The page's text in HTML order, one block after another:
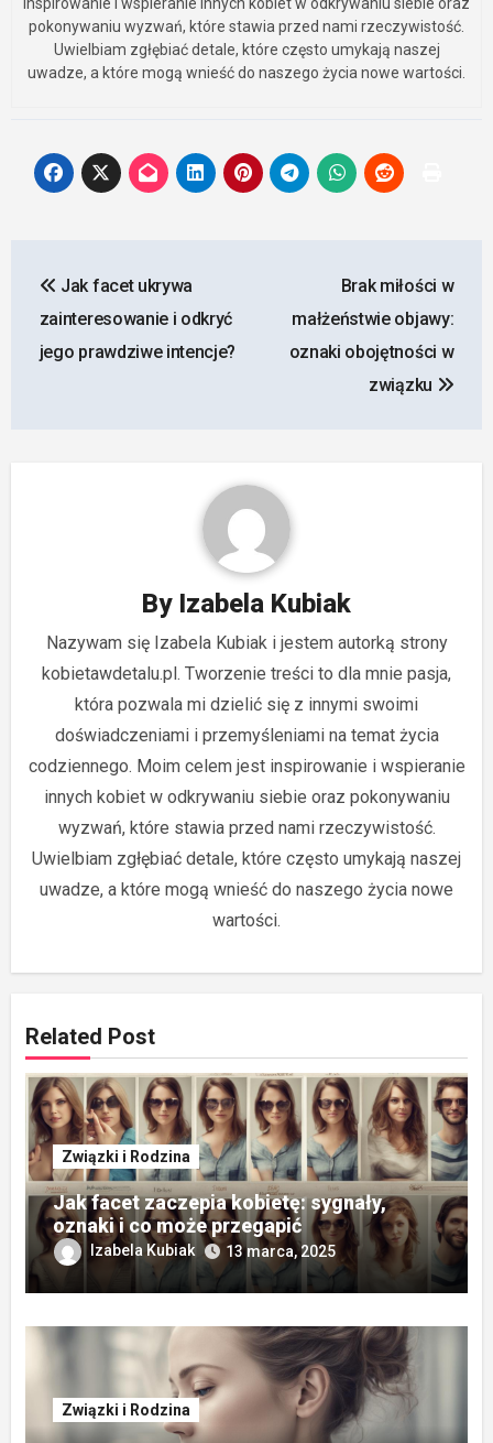
inspirowanie i wspieranie innych kobiet w odkrywaniu siebie oraz
pokonywaniu wyzwań, które stawia przed nami rzeczywistość.
Uwielbiam zgłębiać detale, które często umykają naszej
uwadze, a które mogą wnieść do naszego życia nowe wartości.
wpisu
Jak facet ukrywa
zainteresowanie i odkryć
jego prawdziwe intencje?
Brak miłości w
małżeństwie objawy:
oznaki obojętności w
związku
By Izabela Kubiak
Nazywam się Izabela Kubiak i jestem autorką strony
kobietawdetalu.pl. Tworzenie treści to dla mnie pasja,
która pozwala mi dzielić się z innymi swoimi
doświadczeniami i przemyśleniami na temat życia
codziennego. Moim celem jest inspirowanie i wspieranie
innych kobiet w odkrywaniu siebie oraz pokonywaniu
wyzwań, które stawia przed nami rzeczywistość.
Uwielbiam zgłębiać detale, które często umykają naszej
uwadze, a które mogą wnieść do naszego życia nowe
wartości.
Related Post
Związki i Rodzina
Jak facet zaczepia kobietę: sygnały,
oznaki i co może przegapić
Izabela Kubiak 13 marca, 2025
Związki i Rodzina